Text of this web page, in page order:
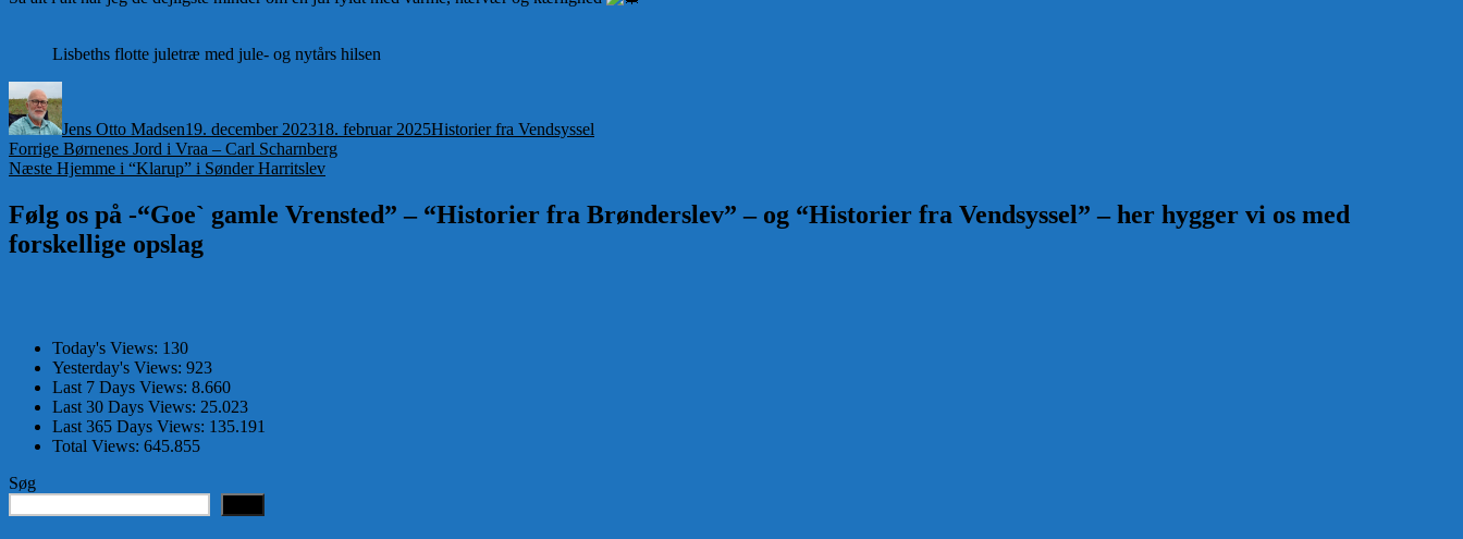
Lisbeths flotte juletræ med jule- og nytårs hilsen
Jens Otto Madsen19. december 202318. februar 2025Historier fra Vendsyssel
Indlægsnavigation
Forrige Forrige
indlæg:
Børnenes Jord i Vraa – Carl Scharnberg
Næste Næste
Hjemme i “Klarup” i Sønder Harritslev
Følg os på -“Goe` gamle Vrensted” – “Historier fra Brønderslev” – og “Historier fra Vendsyssel” – her hygger vi os med
forskellige opslag
Today's Views: 130
Yesterday's Views: 923
Last 7 Days Views: 8.660
Last 30 Days Views: 25.023
Last 365 Days Views: 135.191
Total Views: 645.855
Søg